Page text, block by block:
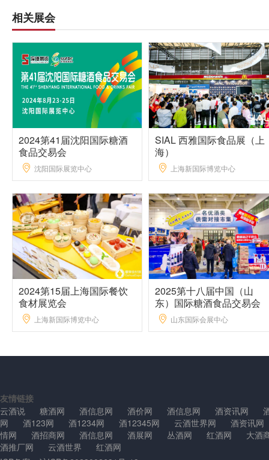
相关展会
2024第41届沈阳国际糖酒
食品交易会
沈阳国际展览中心
SIAL 西雅国际食品展（上
海）
上海新国际博览中心
2024第15届上海国际餐饮
食材展览会
上海新国际博览中心
2025第十八届中国（山
东）国际糖酒食品交易会
山东国际会展中心
友情链接
云酒说
糖酒网 酒信息网 酒价网 酒信息网 酒资讯网
网
酒123网 酒1234网 酒12345网 云酒世界网
酒资讯网
情网
酒招商网 酒信息网 酒展网 丛酒网 红酒网
大酒
酒推厂网
云酒世界
红酒网